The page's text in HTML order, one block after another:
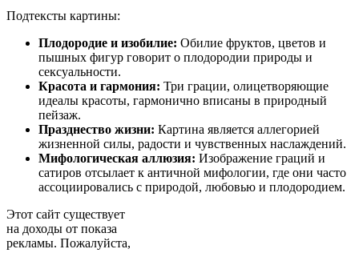
Подтексты картины:
Плодородие и изобилие: Обилие фруктов, цветов и
пышных фигур говорит о плодородии природы и
сексуальности.
Красота и гармония: Три грации, олицетворяющие
идеалы красоты, гармонично вписаны в природный
пейзаж.
Празднество жизни: Картина является аллегорией
жизненной силы, радости и чувственных наслаждений.
Мифологическая аллюзия: Изображение граций и
сатиров отсылает к античной мифологии, где они часто
ассоциировались с природой, любовью и плодородием.
Этот сайт существует
на доходы от показа
рекламы. Пожалуйста,